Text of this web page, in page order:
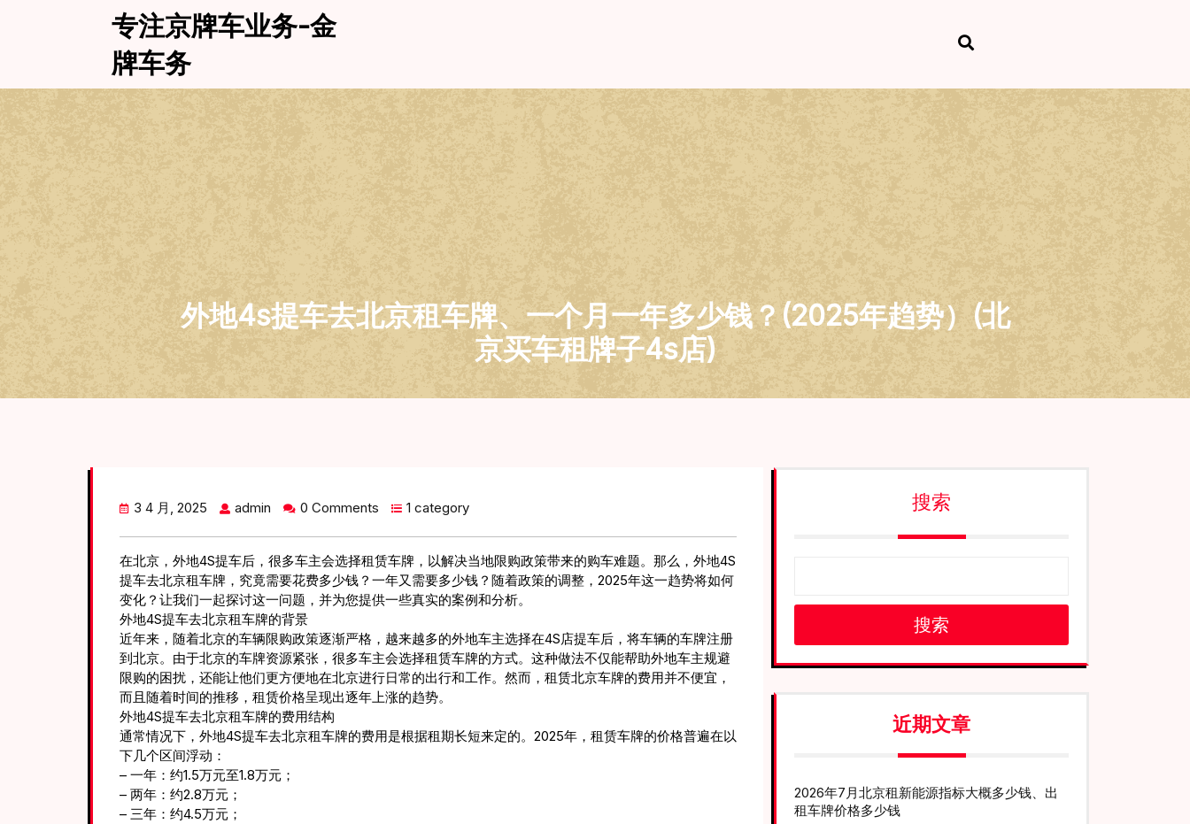
专注京牌车业务-金
牌车务
外地4s提车去北京租车牌、一个月一年多少钱？(2025年趋势）(北
京买车租牌子4s店)
3 4 月, 2025 admin 0 Comments 1 category
在北京，外地4S提车后，很多车主会选择租赁车牌，以解决当地限购政策带来的购车难题。那么，外地4S
提车去北京租车牌，究竟需要花费多少钱？一年又需要多少钱？随着政策的调整，2025年这一趋势将如何
变化？让我们一起探讨这一问题，并为您提供一些真实的案例和分析。
外地4S提车去北京租车牌的背景
近年来，随着北京的车辆限购政策逐渐严格，越来越多的外地车主选择在4S店提车后，将车辆的车牌注册
到北京。由于北京的车牌资源紧张，很多车主会选择租赁车牌的方式。这种做法不仅能帮助外地车主规避
限购的困扰，还能让他们更方便地在北京进行日常的出行和工作。然而，租赁北京车牌的费用并不便宜，
而且随着时间的推移，租赁价格呈现出逐年上涨的趋势。
外地4S提车去北京租车牌的费用结构
通常情况下，外地4S提车去北京租车牌的费用是根据租期长短来定的。2025年，租赁车牌的价格普遍在以
下几个区间浮动：
– 一年：约1.5万元至1.8万元；
– 两年：约2.8万元；
– 三年：约4.5万元；
搜索
搜索
近期文章
2026年7月北京租新能源指标大概多少钱、出
租车牌价格多少钱